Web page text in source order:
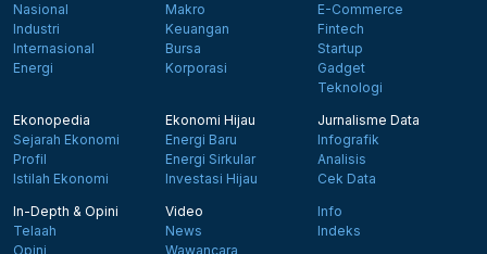
Nasional
Industri
Internasional
Energi
Makro
Keuangan
Bursa
Korporasi
E-Commerce
Fintech
Startup
Gadget
Teknologi
Ekonopedia
Sejarah Ekonomi
Profil
Istilah Ekonomi
Ekonomi Hijau
Energi Baru
Energi Sirkular
Investasi Hijau
Jurnalisme Data
Infografik
Analisis
Cek Data
In-Depth & Opini
Telaah
Opini
Video
News
Wawancara
Info
Indeks